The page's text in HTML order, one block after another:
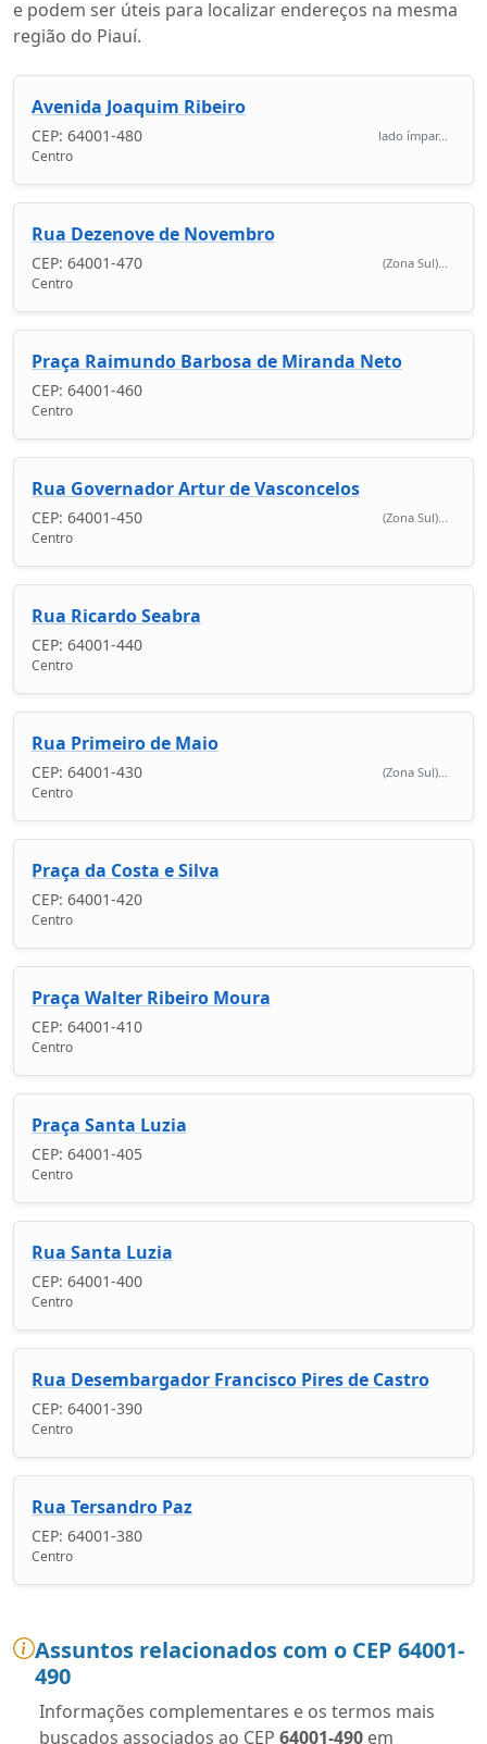
e podem ser úteis para localizar endereços na mesma
região do Piauí.
Avenida Joaquim Ribeiro
CEP: 64001-480 lado ímpar...
Centro
Rua Dezenove de Novembro
CEP: 64001-470 (Zona Sul)...
Centro
Praça Raimundo Barbosa de Miranda Neto
CEP: 64001-460
Centro
Rua Governador Artur de Vasconcelos
CEP: 64001-450 (Zona Sul)...
Centro
Rua Ricardo Seabra
CEP: 64001-440
Centro
Rua Primeiro de Maio
CEP: 64001-430 (Zona Sul)...
Centro
Praça da Costa e Silva
CEP: 64001-420
Centro
Praça Walter Ribeiro Moura
CEP: 64001-410
Centro
Praça Santa Luzia
CEP: 64001-405
Centro
Rua Santa Luzia
CEP: 64001-400
Centro
Rua Desembargador Francisco Pires de Castro
CEP: 64001-390
Centro
Rua Tersandro Paz
CEP: 64001-380
Centro
Assuntos relacionados com o CEP 64001-
490
Informações complementares e os termos mais
buscados associados ao CEP 64001-490 em